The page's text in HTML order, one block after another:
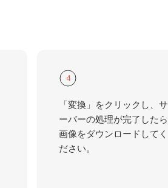
4
「変換」をクリックし、サ
ーバーの処理が完了したら
画像をダウンロードしてく
ださい。